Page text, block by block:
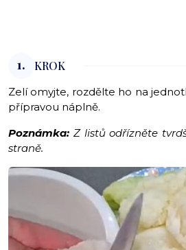
1. KROK
Zelí omyjte, rozdělte ho na
přípravou náplně.
Poznámka: Z listů odřízněte
straně.